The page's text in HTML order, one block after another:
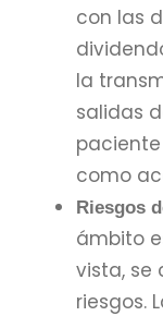
con las
la
salidas
como
Riesgos
ámbito
vista, se
riesgos.